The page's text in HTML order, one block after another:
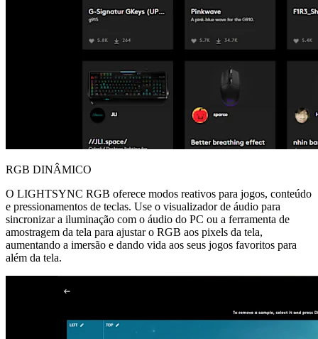
RGB DINÂMICO
O LIGHTSYNC RGB oferece modos reativos para jogos, conteúdo
e pressionamentos de teclas. Use o visualizador de áudio para
sincronizar a iluminação com o áudio do PC ou a ferramenta de
amostragem da tela para ajustar o RGB aos pixels da tela,
aumentando a imersão e dando vida aos seus jogos favoritos para
além da tela.